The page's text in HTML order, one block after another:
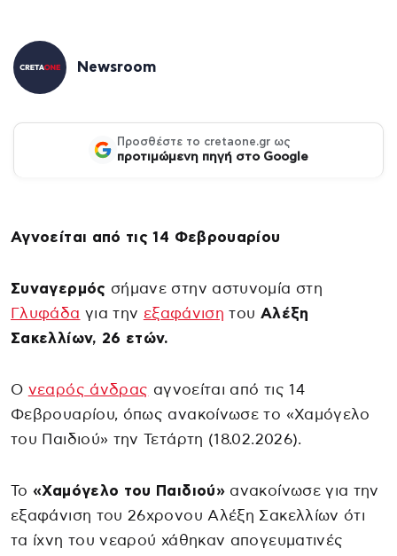
Newsroom
Προσθέστε το cretaone.gr ως
προτιμώμενη πηγή στο Google
Αγνοείται από τις 14 Φεβρουαρίου
Συναγερμός σήμανε στην αστυνομία στη
Γλυφάδα για την εξαφάνιση του Αλέξη
Σακελλίων, 26 ετών.
Ο νεαρός άνδρας αγνοείται από τις 14
Φεβρουαρίου, όπως ανακοίνωσε το «Χαμόγελο
του Παιδιού» την Τετάρτη (18.02.2026).
Το«Χαμόγελο του Παιδιού» ανακοίνωσε για την
εξαφάνιση του 26χρονου Αλέξη Σακελλίων ότι
τα ίχνη του νεαρού χάθηκαν απογευματινές